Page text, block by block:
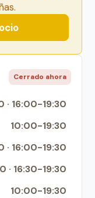
Cerrado ahora
· 16:00-19:30
10:00-19:30
· 16:00-19:30
· 16:30-19:30
10:00-19:30